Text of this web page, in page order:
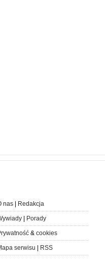
nas| Redakcja
| Porady
& cookies
serwisu RSS